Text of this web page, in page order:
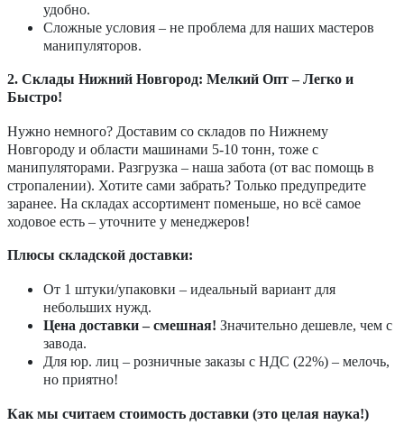
удобно.
Сложные условия – не проблема для наших мастеров
манипуляторов.
2. Склады Нижний Новгород: Мелкий Опт – Легко и
Быстро!
Нужно немного? Доставим со складов по Нижнему
Новгороду и области машинами 5-10 тонн, тоже с
манипуляторами. Разгрузка – наша забота (от вас помощь в
стропалении). Хотите сами забрать? Только предупредите
заранее. На складах ассортимент поменьше, но всё самое
ходовое есть – уточните у менеджеров!
Плюсы складской доставки:
От 1 штуки/упаковки – идеальный вариант для
небольших нужд.
Цена доставки – смешная! Значительно дешевле, чем с
завода.
Для юр. лиц – розничные заказы с НДС (22%) – мелочь,
но приятно!
Как мы считаем стоимость доставки (это целая наука!)